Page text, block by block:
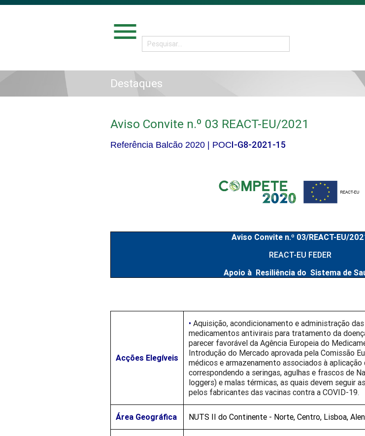
menu
Destaques
Aviso Convite n.º 03 REACT-EU/2021
Referência Balcão 2020 | POCI-G8-2021-15
Aviso Convite n.º 03/REACT-EU/
REACT-EU FEDER
Apoio à Resiliência do Sistema de
Acções Elegíveis
• Aquisição, acondicionamento e administração
medicamentos antivirais para tratamento da
parecer favorável da Agência Europeia do
Introdução do Mercado aprovada pela Comissão
médicos e armazenamento associados à aplicação
correspondendo a seringas, agulhas e frascos de
loggers) e malas térmicas, as quais devem seguir
pelos fabricantes das vacinas contra a COVID-19.
Área Geográfica NUTS II do Continente - Norte, Centro, Lisboa,